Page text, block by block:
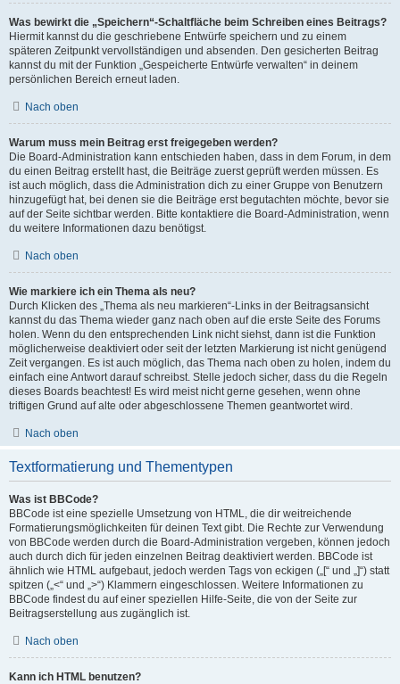
Was bewirkt die „Speichern“-Schaltfläche beim Schreiben eines Beitrags?
Hiermit kannst du die geschriebene Entwürfe speichern und zu einem
späteren Zeitpunkt vervollständigen und absenden. Den gesicherten Beitrag
kannst du mit der Funktion „Gespeicherte Entwürfe verwalten“ in deinem
persönlichen Bereich erneut laden.
Nach oben
Warum muss mein Beitrag erst freigegeben werden?
Die Board-Administration kann entschieden haben, dass in dem Forum, in dem
du einen Beitrag erstellt hast, die Beiträge zuerst geprüft werden müssen. Es
ist auch möglich, dass die Administration dich zu einer Gruppe von Benutzern
hinzugefügt hat, bei denen sie die Beiträge erst begutachten möchte, bevor sie
auf der Seite sichtbar werden. Bitte kontaktiere die Board-Administration, wenn
du weitere Informationen dazu benötigst.
Nach oben
Wie markiere ich ein Thema als neu?
Durch Klicken des „Thema als neu markieren“-Links in der Beitragsansicht
kannst du das Thema wieder ganz nach oben auf die erste Seite des Forums
holen. Wenn du den entsprechenden Link nicht siehst, dann ist die Funktion
möglicherweise deaktiviert oder seit der letzten Markierung ist nicht genügend
Zeit vergangen. Es ist auch möglich, das Thema nach oben zu holen, indem du
einfach eine Antwort darauf schreibst. Stelle jedoch sicher, dass du die Regeln
dieses Boards beachtest! Es wird meist nicht gerne gesehen, wenn ohne
triftigen Grund auf alte oder abgeschlossene Themen geantwortet wird.
Nach oben
Textformatierung und Thementypen
Was ist BBCode?
BBCode ist eine spezielle Umsetzung von HTML, die dir weitreichende
Formatierungsmöglichkeiten für deinen Text gibt. Die Rechte zur Verwendung
von BBCode werden durch die Board-Administration vergeben, können jedoch
auch durch dich für jeden einzelnen Beitrag deaktiviert werden. BBCode ist
ähnlich wie HTML aufgebaut, jedoch werden Tags von eckigen („[“ und „]“) statt
spitzen („<“ und „>“) Klammern eingeschlossen. Weitere Informationen zu
BBCode findest du auf einer speziellen Hilfe-Seite, die von der Seite zur
Beitragserstellung aus zugänglich ist.
Nach oben
Kann ich HTML benutzen?